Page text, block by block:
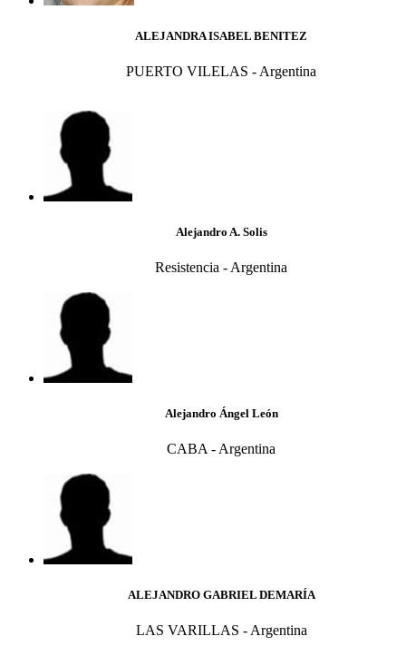
ALEJANDRA ISABEL BENITEZ
PUERTO VILELAS - Argentina
Alejandro A. Solis
Resistencia - Argentina
Alejandro Ángel León
CABA - Argentina
ALEJANDRO GABRIEL DEMARÍA
LAS VARILLAS - Argentina